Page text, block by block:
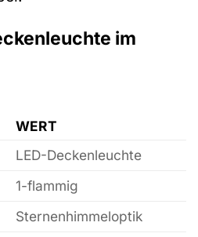
im
WERT
LED-Deckenleuchte
1-flammig
Sternenhimmeloptik